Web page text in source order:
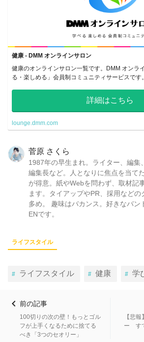
健康 - DMM オンラインサロン
健康のオンラインサロン一覧です。DMM オンラ
る・楽しめる」会員制コミュニティサービスです
詳細はこちら
lounge.dmm.com
菅原 さくら
1987年の早生まれ。ライター、編集
編集長など。人となりに焦点を当て
が得意。紙やWebを問わず、取材記
ます。タイアップやPR、採用などの
多め。 趣味はバカンス。好きなバン
ENです。
ライフスタイル
ライフスタイル 健康 学
前の記事
100切りの次の壁！もっとゴル
フが上手くなるために捨てる
べき「3つのセオリー」
【悲
ー す